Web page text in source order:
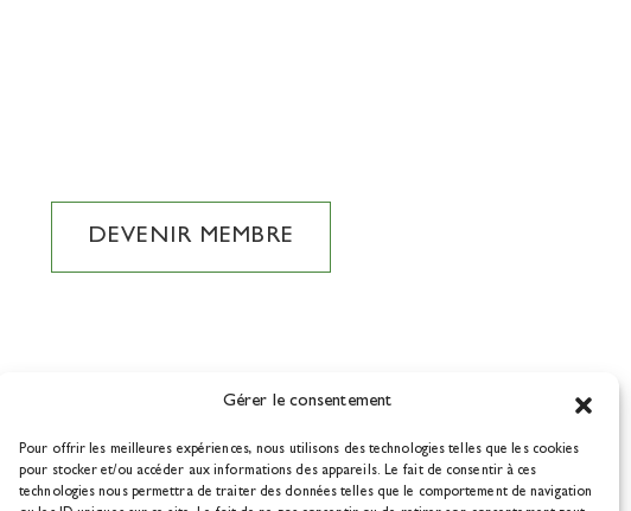
Gérer le consentement
Pour offrir les meilleures expériences, nous utilisons des technologies telles que les cookies
pour stocker et/ou accéder aux informations des appareils. Le fait de consentir à ces
technologies nous permettra de traiter des données telles que le comportement de navigation
DEVENIR MEMBRE